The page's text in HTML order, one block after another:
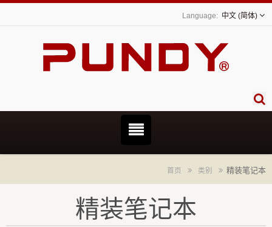
中文 (简体)
首页 类别 精装笔记本
精装笔记本